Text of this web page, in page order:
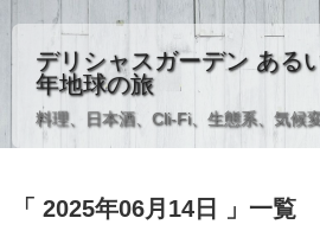
デリシャスガーデン ある
年地球の旅
料理、日本酒、Cli-Fi、生態系、気候
「 2025年06月14日 」一覧